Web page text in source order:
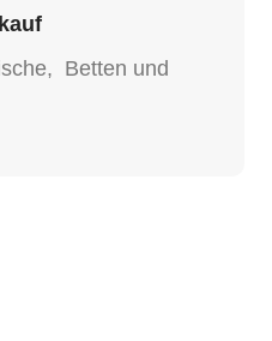
Betten und